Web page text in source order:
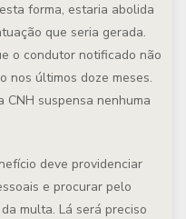
forma, estaria abolida
que seria gerada.
o condutor notificado não
nos últimos doze meses.
suspensa nenhuma
deve providenciar
e procurar pelo
multa. Lá será preciso